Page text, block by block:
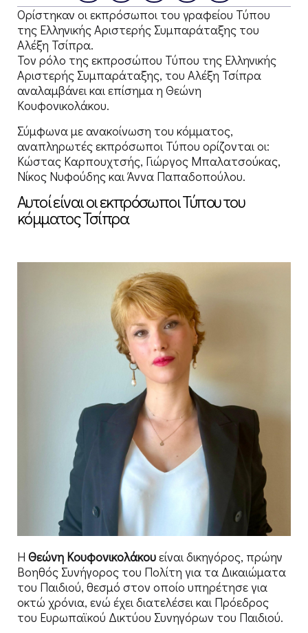
Ορίστηκαν οι εκπρόσωποι του γραφείου Τύπου
της Ελληνικής Αριστερής Συμπαράταξης του
Αλέξη Τσίπρα.
Τον ρόλο της εκπροσώπου Τύπου της Ελληνικής
Αριστερής Συμπαράταξης, του Αλέξη Τσίπρα
αναλαμβάνει και επίσημα η Θεώνη
Κουφονικολάκου.
Σύμφωνα με ανακοίνωση του κόμματος,
αναπληρωτές εκπρόσωποι Τύπου ορίζονται οι:
Κώστας Καρπουχτσής, Γιώργος Μπαλατσούκας,
Νίκος Νυφούδης και Άννα Παπαδοπούλου.
Αυτοί είναι οι εκπρόσωποι Τύπου του
κόμματος Τσίπρα
Η Θεώνη Κουφονικολάκουείναι δικηγόρος, πρώην
Βοηθός Συνήγορος του Πολίτη για τα Δικαιώματα
του Παιδιού, θεσμό στον οποίο υπηρέτησε για
οκτώ χρόνια, ενώ έχει διατελέσει και Πρόεδρος
του Ευρωπαϊκού Δικτύου Συνηγόρων του Παιδιού.